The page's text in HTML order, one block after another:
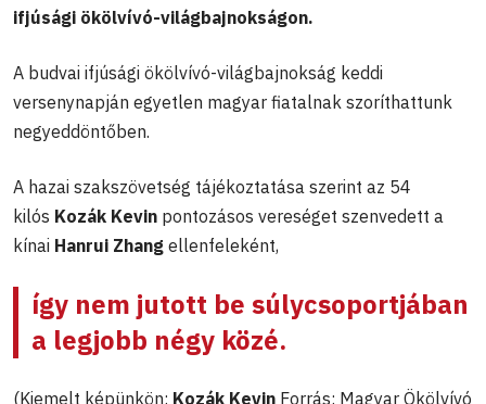
ifjúsági ökölvívó-világbajnokságon.
A budvai ifjúsági ökölvívó-világbajnokság keddi
versenynapján egyetlen magyar fiatalnak szoríthattunk
negyeddöntőben.
A hazai szakszövetség tájékoztatása szerint az 54
kilós Kozák Kevin pontozásos vereséget szenvedett a
kínai Hanrui Zhang ellenfeleként,
így nem jutott be súlycsoportjában
a legjobb négy közé.
(Kiemelt képünkön: Kozák Kevin Forrás: Magyar Ökölvívó